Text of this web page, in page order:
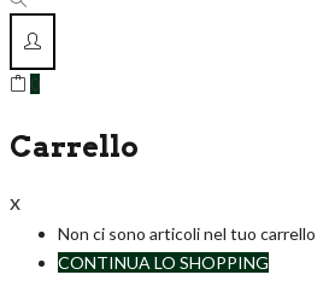
0
Carrello
x
Non ci sono articoli nel tuo carrello
CONTINUA LO SHOPPING